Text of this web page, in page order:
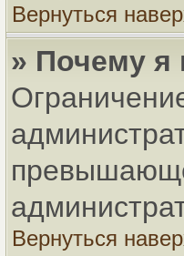
Вернуться
» Почему я
Вернуться